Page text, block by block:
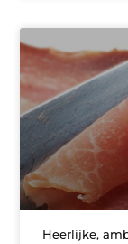
Heerlijke,